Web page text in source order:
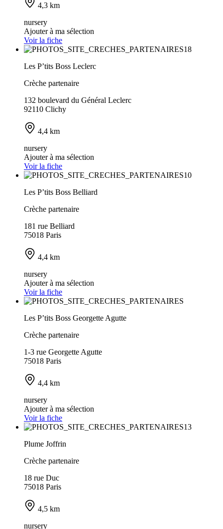
4,3 km
nursery
Ajouter à ma sélection
Voir la fiche
Les P’tits Boss Leclerc
Crèche partenaire
132 boulevard du Général Leclerc
92110 Clichy
4,4 km
nursery
Ajouter à ma sélection
Voir la fiche
Les P’tits Boss Belliard
Crèche partenaire
181 rue Belliard
75018 Paris
4,4 km
nursery
Ajouter à ma sélection
Voir la fiche
Les P’tits Boss Georgette Agutte
Crèche partenaire
1-3 rue Georgette Agutte
75018 Paris
4,4 km
nursery
Ajouter à ma sélection
Voir la fiche
Plume Joffrin
Crèche partenaire
18 rue Duc
75018 Paris
4,5 km
nursery